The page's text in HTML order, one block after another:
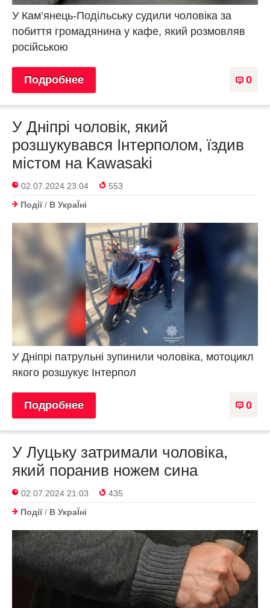
У Кам’янець-Подільську судили чоловіка за
побиття громадянина у кафе, який розмовляв
російською
0
Подробнее
У Дніпрі чоловік, який
розшукувався Інтерполом, їздив
містом на Kawasaki
02.07.2024 23:04
553
Події/ В УкраЇнi
У Дніпрі патрульні зупинили чоловіка, мотоцикл
якого розшукує Інтерпол
0
Подробнее
У Луцьку затримали чоловіка,
який поранив ножем сина
02.07.2024 21:03
435
Події/ В УкраЇнi